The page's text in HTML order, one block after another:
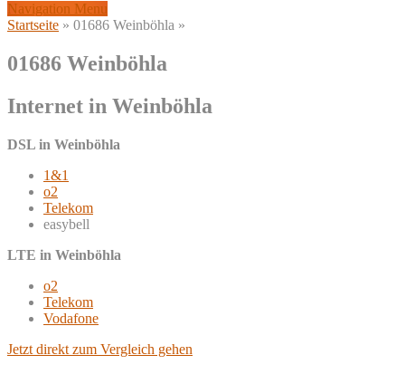
Navigation Menu
Startseite » 01686 Weinböhla »
01686 Weinböhla
Internet in Weinböhla
DSL in Weinböhla
1&1
o2
Telekom
easybell
LTE in Weinböhla
o2
Telekom
Vodafone
Jetzt direkt zum Vergleich gehen